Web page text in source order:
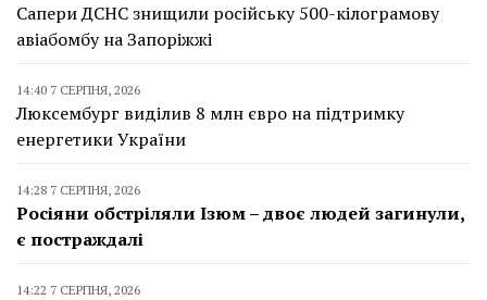
Сапери ДСНС знищили російську 500-кілограмову
авіабомбу на Запоріжжі
14:40 7 СЕРПНЯ, 2026
Люксембург виділив 8 млн євро на підтримку
енергетики України
14:28 7 СЕРПНЯ, 2026
Росіяни обстріляли Ізюм – двоє людей загинули,
є постраждалі
14:22 7 СЕРПНЯ, 2026